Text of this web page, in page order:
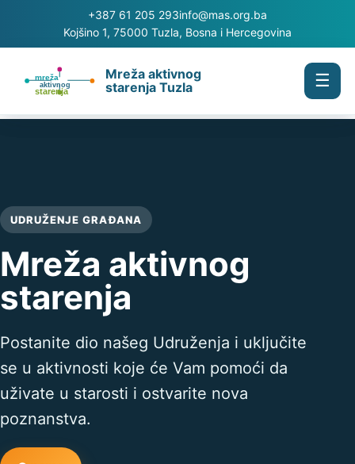
+387 61 205 293info@mas.org.ba
Kojšino 1, 75000 Tuzla, Bosna i Hercegovina
Mreža aktivnog
starenja Tuzla
☰
UDRUŽENJE GRAĐANA
Mreža aktivnog
starenja
Postanite dio našeg Udruženja i uključite
se u aktivnosti koje će Vam pomoći da
uživate u starosti i ostvarite nova
poznanstva.